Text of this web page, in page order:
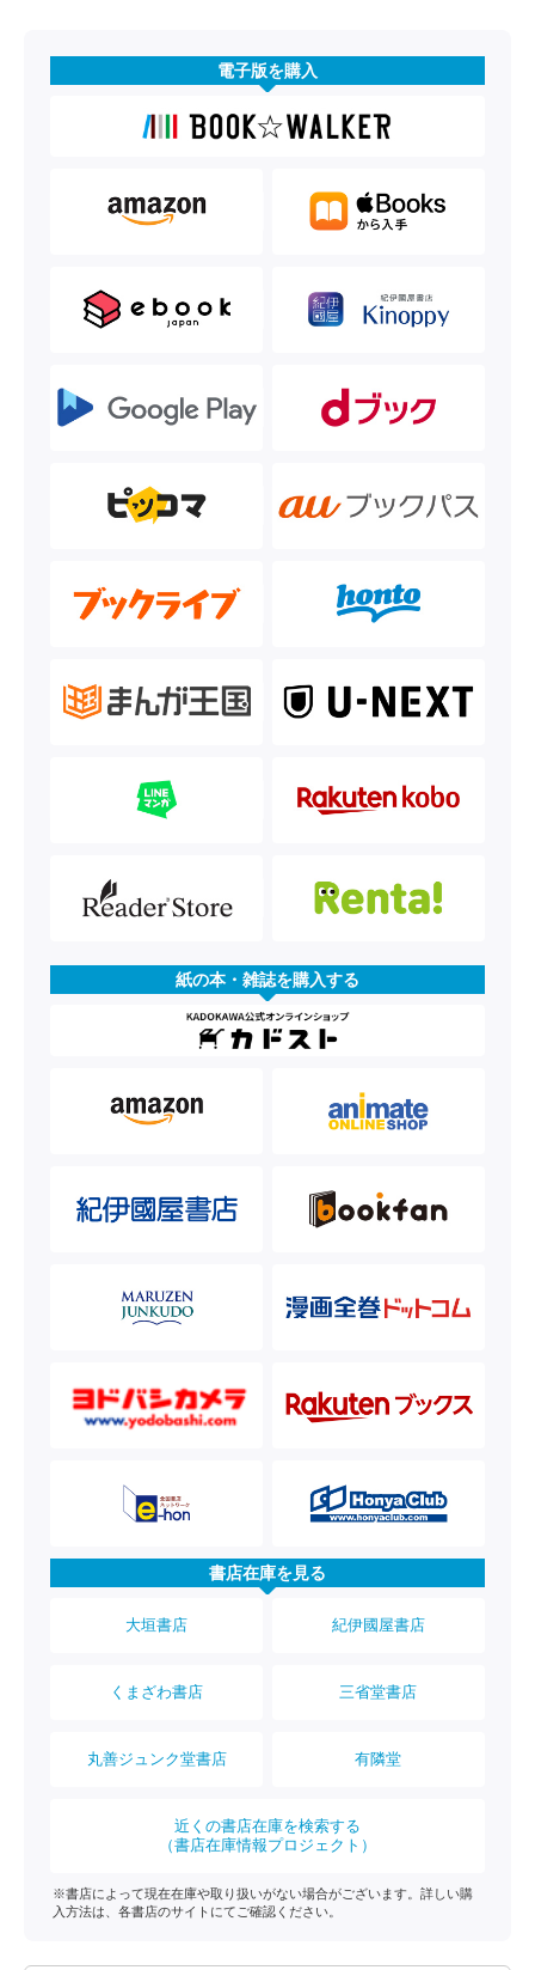
電子版を購入
紙の本・雑誌を購入する
書店在庫を見る
大垣書店 紀伊國屋書店
くまざわ書店 三省堂書店
丸善ジュンク堂書店 有隣堂
近くの書店在庫を検索する
（書店在庫情報プロジェクト）
※書店によって現在在庫や取り扱いがない場合がございます。詳しい購
入方法は、各書店のサイトにてご確認ください。